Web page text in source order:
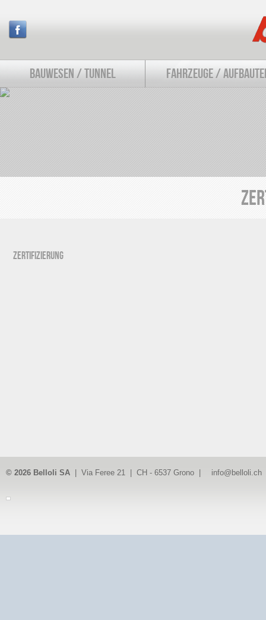
BAUWESEN / TUNNEL FAHRZEUGE /
Zertifizierung
© 2026 Belloli SA | Via Feree 21 | CH - 6537 Grono | info@belloli.ch